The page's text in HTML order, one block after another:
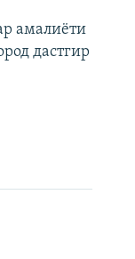
амалиёти
дастгир